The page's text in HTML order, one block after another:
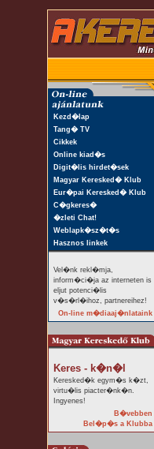
Kezd�lap
Tang� TV
Cikkek
Online kiad�s
Digit�lis hirdet�sek
Magyar Keresked� Klub
Eur�pai Keresked� Klub
C�gkeres�
�zleti Chat!
Weblapk�sz�t�s
Hasznos linkek
Vel�nk rekl�mja,
inform�ci�ja az interneten is
eljut potenci�lis
v�s�rl�ihoz, partnereihez!
On-line m�diaaj�nlataink
Keres - k�n�l
Keresked�k egym�s k�zt,
virtu�lis piacter�nk�n.
Ingyenes!
B�vebben
Bel�p�s a Klubba